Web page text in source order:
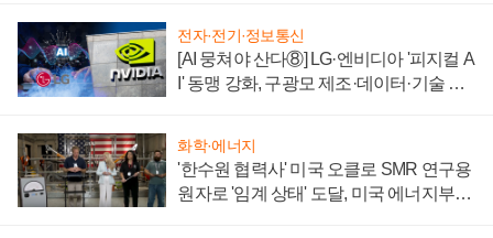
전자·전기·정보통신
[AI 뭉쳐야 산다⑧] LG·엔비디아 '피지컬 A
I' 동맹 강화, 구광모 제조·데이터·기술 결
화학·에너지
'한수원 협력사' 미국 오클로 SMR 연구용
원자로 '임계 상태' 도달, 미국 에너지부